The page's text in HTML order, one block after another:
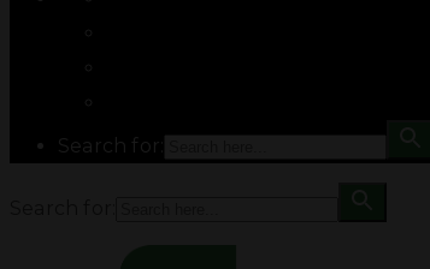
Search for: